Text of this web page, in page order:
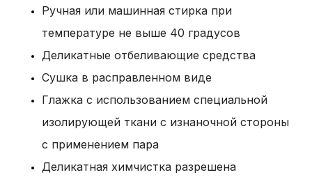
Ручная или машинная стирка при
температуре не выше 40 градусов
Деликатные отбеливающие средства
Сушка в расправленном виде
Глажка с использованием специальной
изолирующей ткани с изнаночной стороны
с применением пара
Деликатная химчистка разрешена